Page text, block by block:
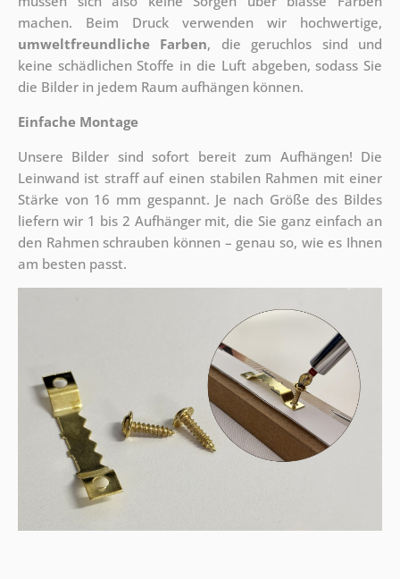
machen. Beim Druck verwenden wir hochwertige,
umweltfreundliche Farben, die geruchlos sind und
keine schädlichen Stoffe in die Luft abgeben, sodass Sie
die Bilder in jedem Raum aufhängen können.
Einfache Montage
Unsere Bilder sind sofort bereit zum Aufhängen! Die
Leinwand ist straff auf einen stabilen Rahmen mit einer
Stärke von 16 mm gespannt. Je nach Größe des Bildes
liefern wir 1 bis 2 Aufhänger mit, die Sie ganz einfach an
den Rahmen schrauben können – genau so, wie es Ihnen
am besten passt.